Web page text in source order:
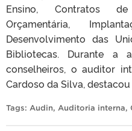
Ensino, Contratos de
Orçamentária,
Desenvolvimento das
Bibliotecas. Durante a
conselheiros, o auditor
Cardoso da Silva, destacou
Tags: Audin, Auditoria interna,